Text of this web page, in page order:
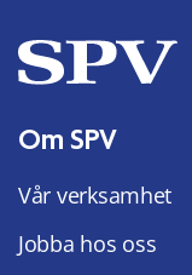
Om SPV
Vår verksamhet
Jobba hos oss